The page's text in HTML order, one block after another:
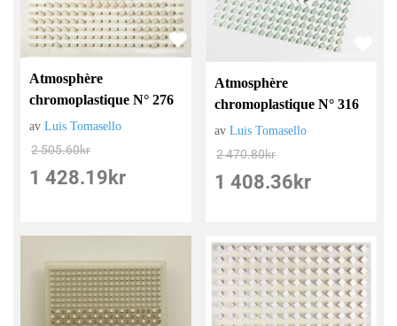
Atmosphère
chromoplastique N° 276
avLuis Tomasello
2 505.60kr
1 428.19 kr
Atmosphère
chromoplastique N° 316
avLuis Tomasello
2 470.80kr
1 408.36 kr